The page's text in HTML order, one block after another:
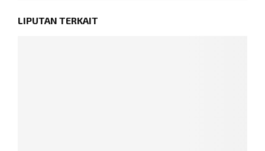
LIPUTAN TERKAIT